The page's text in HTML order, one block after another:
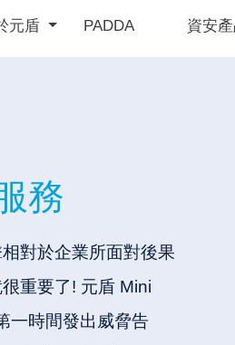
元盾 PADDA 資安
務
對於企業所面對後果
重要了! 元盾 Mini
一時間發出威脅告